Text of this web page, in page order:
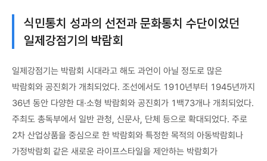
식민통치 성과의 선전과 문화통치 수단이었던
일제강점기의 박람회
일제강점기는 박람회 시대라고 해도 과언이 아닐 정도로 많은
박람회와 공진회가 개최되었다. 조선에서도 1910년부터 1945년까지
36년 동안 다양한 대·소형 박람회와 공진회가 1백73개나 개최되었다.
주최도 총독부에서 일반 관청, 신문사, 단체 등으로 확대되었다. 주로
2차 산업상품을 중심으로 한 박람회와 특정한 목적의 아동박람회나
가정박람회 같은 새로운 라이프스타일을 제안하는 박람회가